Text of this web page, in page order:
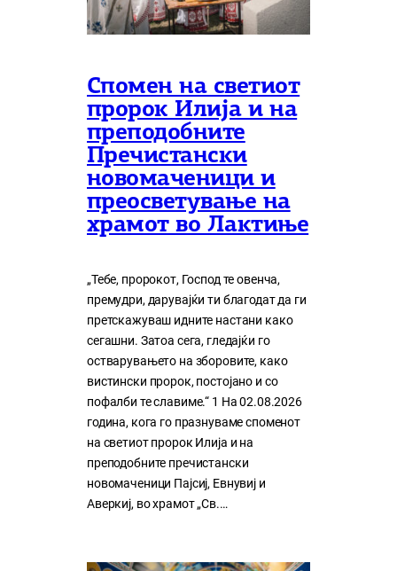
Спомен на светиот
пророк Илија и на
преподобните
Пречистански
новомаченици и
преосветување на
храмот во Лактиње
„Тебе, пророкот, Господ те овенча,
премудри, дарувајќи ти благодат да ги
претскажуваш идните настани како
сегашни. Затоа сега, гледајќи го
остварувањето на зборовите, како
вистински пророк, постојано и со
пофалби те славиме.“ 1 На 02.08.2026
година, кога го празнуваме споменот
на светиот пророк Илија и на
преподобните пречистански
новомаченици Пајсиј, Евнувиј и
Аверкиј, во храмот „Св.…